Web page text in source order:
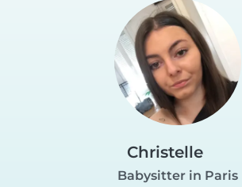
Christelle
Babysitter in Paris